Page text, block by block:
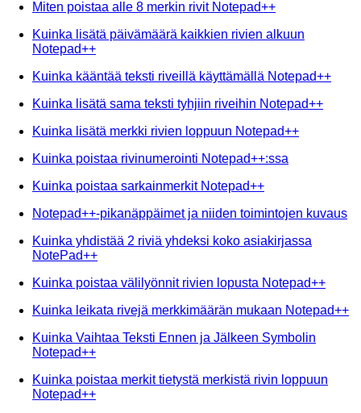
Miten poistaa alle 8 merkin rivit Notepad++
Kuinka lisätä päivämäärä kaikkien rivien alkuun
Notepad++
Kuinka kääntää teksti riveillä käyttämällä Notepad++
Kuinka lisätä sama teksti tyhjiin riveihin Notepad++
Kuinka lisätä merkki rivien loppuun Notepad++
Kuinka poistaa rivinumerointi Notepad++:ssa
Kuinka poistaa sarkainmerkit Notepad++
Notepad++-pikanäppäimet ja niiden toimintojen kuvaus
Kuinka yhdistää 2 riviä yhdeksi koko asiakirjassa
NotePad++
Kuinka poistaa välilyönnit rivien lopusta Notepad++
Kuinka leikata rivejä merkkimäärän mukaan Notepad++
Kuinka Vaihtaa Teksti Ennen ja Jälkeen Symbolin
Notepad++
Kuinka poistaa merkit tietystä merkistä rivin loppuun
Notepad++